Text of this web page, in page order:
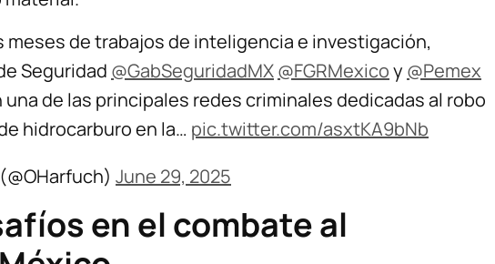
meses de trabajos de inteligencia e investigación,
Seguridad @GabSeguridadMX@FGRMexicoy @Pemex
de las principales redes criminales dedicadas al robo
hidrocarburo en la… pic.twitter.com/asxtKA9bNb
June 29, 2025
en el combate al